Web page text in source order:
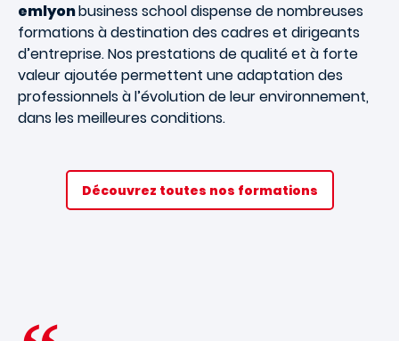
emlyonbusiness school dispense de nombreuses
formations à destination des cadres et dirigeants
d’entreprise. Nos prestations de qualité et à forte
valeur ajoutée permettent une adaptation des
professionnels à l’évolution de leur environnement,
dans les meilleures conditions.
Découvrez toutes nos formations